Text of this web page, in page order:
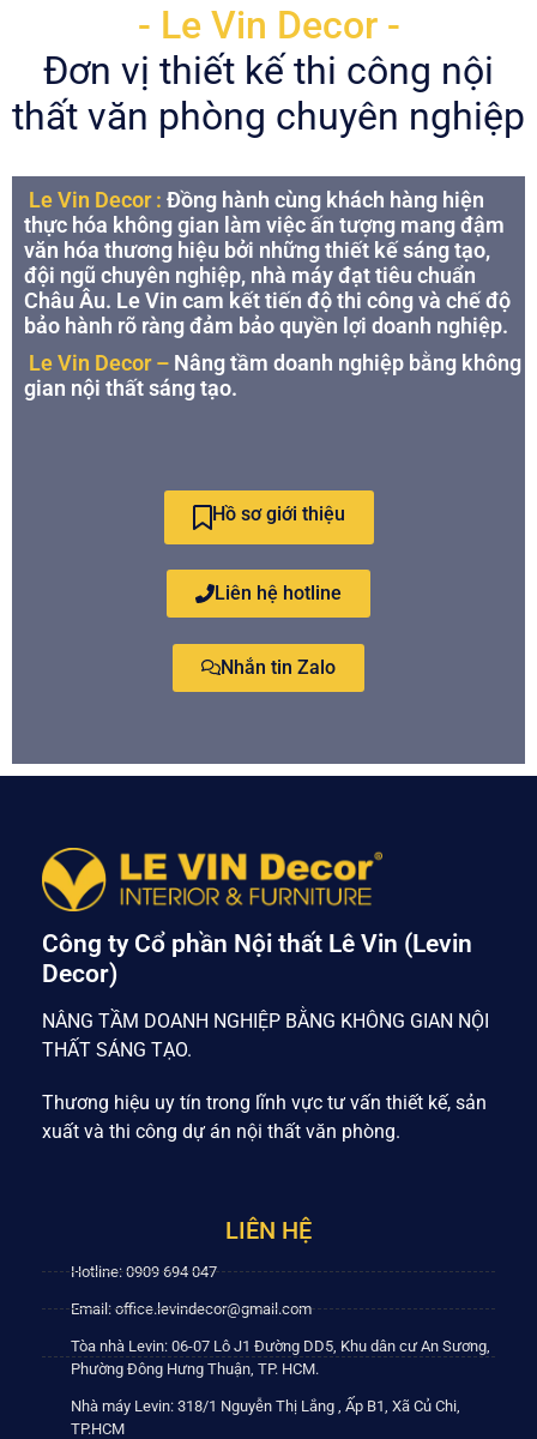
- Le Vin Decor -
Đơn vị thiết kế thi công nội
thất văn phòng chuyên nghiệp
Le Vin Decor : Đồng hành cùng khách hàng hiện
thực hóa không gian làm việc ấn tượng mang đậm
văn hóa thương hiệu bởi những thiết kế sáng tạo,
đội ngũ chuyên nghiệp, nhà máy đạt tiêu chuẩn
Châu Âu. Le Vin cam kết tiến độ thi công và chế độ
bảo hành rõ ràng đảm bảo quyền lợi doanh nghiệp.
Le Vin Decor – Nâng tầm doanh nghiệp bằng không
gian nội thất sáng tạo.
Hồ sơ giới thiệu
Liên hệ hotline
Nhắn tin Zalo
Công ty Cổ phần Nội thất Lê Vin (Levin
Decor)
NÂNG TẦM DOANH NGHIỆP BẰNG KHÔNG GIAN NỘI
THẤT SÁNG TẠO.
Thương hiệu uy tín trong lĩnh vực tư vấn thiết kế, sản
xuất và thi công dự án nội thất văn phòng.
LIÊN HỆ
Hotline: 0909 694 047
Email: office.levindecor@gmail.com
Tòa nhà Levin: 06-07 Lô J1 Đường DD5, Khu dân cư An Sương,
Phường Đông Hưng Thuận, TP. HCM.
Nhà máy Levin: 318/1 Nguyễn Thị Lắng , Ấp B1, Xã Củ Chi,
TP.HCM